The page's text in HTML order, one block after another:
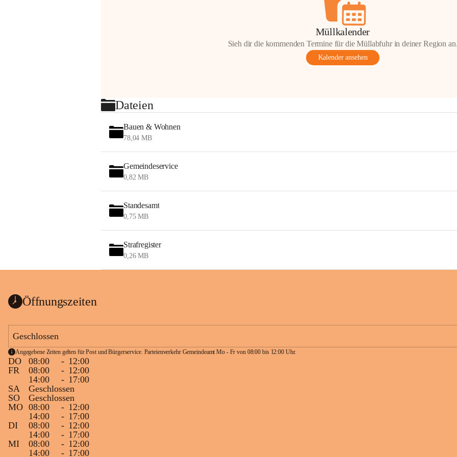
Müllkalender
Sieh dir die kommenden Termine für die Müllabfuhr in deiner Region
Kalender ansehen
Dateien
Bauen & Wohnen
78,04 MB
Gemeindeservice
0,82 MB
Standesamt
0,75 MB
Strafregister
0,26 MB
Öffnungszeiten
Geschlossen
Angegebene Zeiten gelten für Post und Bürgerservice. Parteienverkehr Gemeindeamt Mo - Fr von 08:00 bis 12:00 Uhr.
DO 08:00 - 12:00
FR
08:00 - 12:00
14:00
- 17:00
SA
Geschlossen
SO
Geschlossen
MO 08:00 - 12:00
14:00
- 17:00
DI
08:00 - 12:00
14:00
- 17:00
MI
08:00 - 12:00
14:00
- 17:00